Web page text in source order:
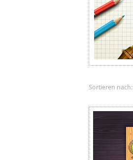
Sortieren nach: